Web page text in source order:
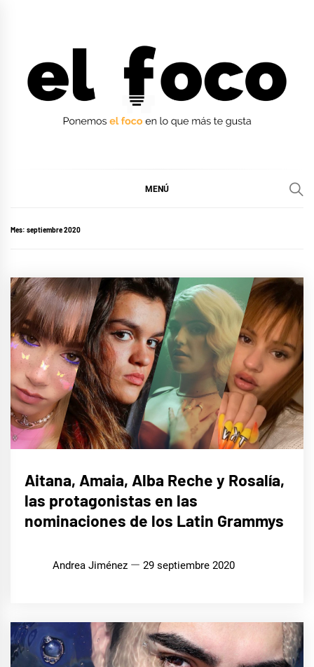
MENÚ
Mes: septiembre 2020
Aitana, Amaia, Alba Reche y Rosalía,
las protagonistas en las
nominaciones de los Latin Grammys
Andrea Jiménez 29 septiembre 2020